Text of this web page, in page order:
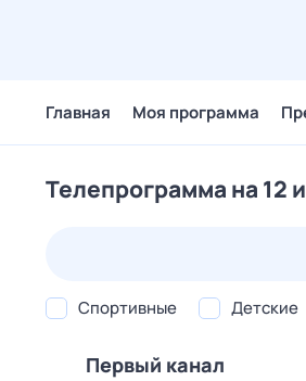
Главная Моя программа
Телепрограмма на 12
Спортивные Детские
Первый канал